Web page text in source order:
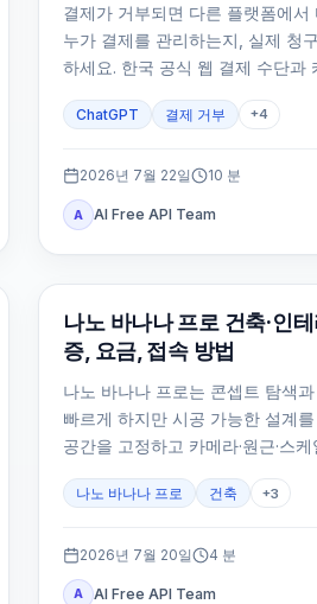
결제가 거부되면 다른 플랫폼에서
누가 결제를 관리하는지, 실제 청
하세요. 한국 공식 웹 결제 수단과
ChatGPT 결제 거부 +4
2026년 7월 22일 10 분
A AI Free API Team
AI 이미지 생성
나노 바나나 프로 건축·인
증, 요금, 접속 방법
나노 바나나 프로는 콘셉트 탐색
빠르게 하지만 시공 가능한 설계
공간을 고정하고 카메라·원근·스
나노 바나나 프로 건축 +3
2026년 7월 20일 4 분
A AI Free API Team